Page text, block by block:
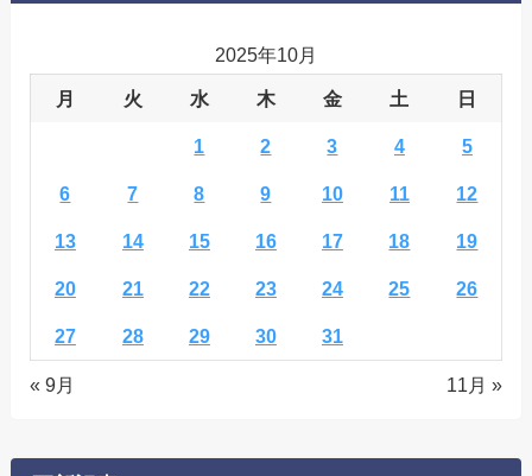
2025年10月
月 火 水 木 金 土 日
1 2 3 4 5
6 7 8 9 10 11 12
13 14 15 16 17 18 19
20 21 22 23 24 25 26
27 28 29 30 31
« 9月 11月 »